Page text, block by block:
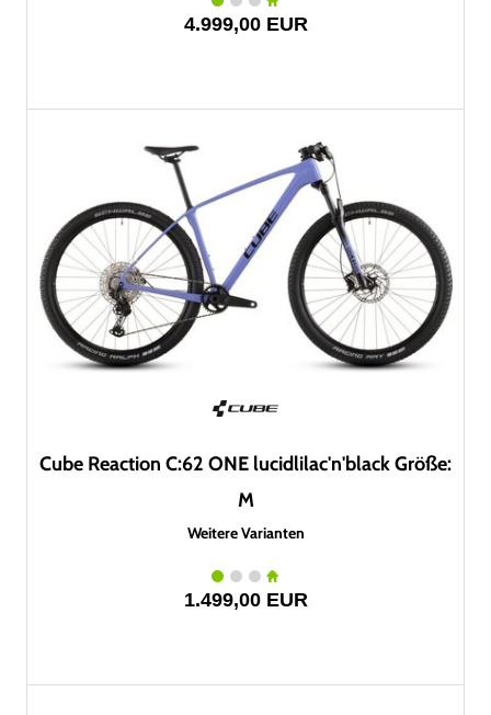
4.999,00 EUR
Cube Reaction C:62 ONE lucidlilac'n'black Größe:
M
Weitere Varianten
1.499,00 EUR